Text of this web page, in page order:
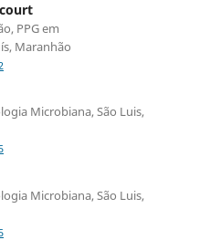
PPG em
Maranhão
Microbiana, São Luis,
Microbiana, São Luis,